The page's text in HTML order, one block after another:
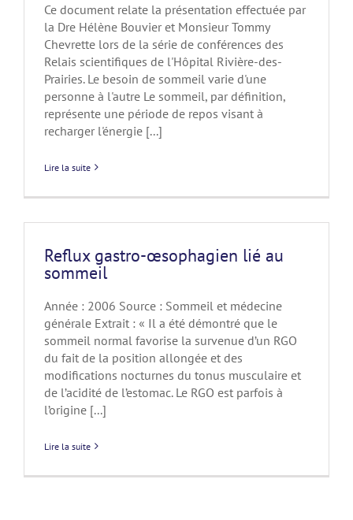
Ce document relate la présentation effectuée par
la Dre Hélène Bouvier et Monsieur Tommy
Chevrette lors de la série de conférences des
Relais scientifiques de l'Hôpital Rivière-des-
Prairies. Le besoin de sommeil varie d'une
personne à l'autre Le sommeil, par définition,
représente une période de repos visant à
recharger l'énergie [...]
Lire la suite
Reflux gastro-œsophagien lié au
sommeil
Année : 2006 Source : Sommeil et médecine
générale Extrait : « Il a été démontré que le
sommeil normal favorise la survenue d’un RGO
du fait de la position allongée et des
modifications nocturnes du tonus musculaire et
de l’acidité de l’estomac. Le RGO est parfois à
l’origine [...]
Lire la suite